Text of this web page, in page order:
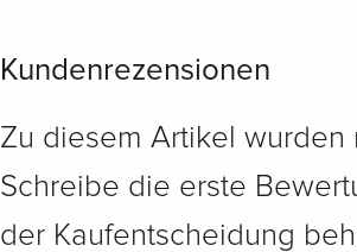
Kundenrezensionen
Zu diesem Artikel wurden
Schreibe die erste
der Kaufentscheidung